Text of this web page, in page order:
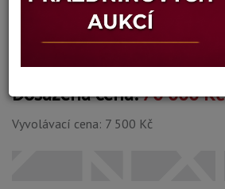
08.06.2026 20:06 SELČ
Dosažená cena:70 000 Kč
Vyvolávací cena: 7 500 Kč